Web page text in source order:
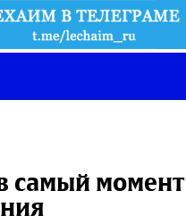
самый момент